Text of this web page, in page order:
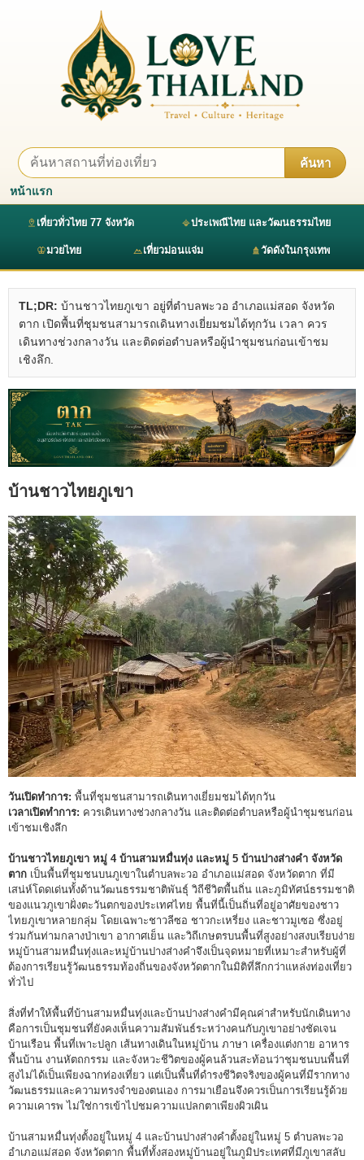
ค้นหา
หน้าแรก
เที่ยวทั่วไทย 77 จังหวัด ประเพณีไทย และวัฒนธรรมไทย
มวยไทย เที่ยวม่อนแจ่ม วัดดังในกรุงเทพ
TL;DR: บ้านชาวไทยภูเขา อยู่ที่ตำบลพะวอ อำเภอแม่สอด จังหวัด
ตาก เปิดพื้นที่ชุมชนสามารถเดินทางเยี่ยมชมได้ทุกวัน เวลา ควร
เดินทางช่วงกลางวัน และติดต่อตำบลหรือผู้นำชุมชนก่อนเข้าชม
เชิงลึก.
บ้านชาวไทยภูเขา
วันเปิดทำการ: พื้นที่ชุมชนสามารถเดินทางเยี่ยมชมได้ทุกวัน
เวลาเปิดทำการ: ควรเดินทางช่วงกลางวัน และติดต่อตำบลหรือผู้นำชุมชนก่อน
เข้าชมเชิงลึก
บ้านชาวไทยภูเขา หมู่ 4 บ้านสามหมื่นทุ่ง และหมู่ 5 บ้านปางส่างคำ จังหวัด
ตาก เป็นพื้นที่ชุมชนบนภูเขาในตำบลพะวอ อำเภอแม่สอด จังหวัดตาก ที่มี
เสน่ห์โดดเด่นทั้งด้านวัฒนธรรมชาติพันธุ์ วิถีชีวิตพื้นถิ่น และภูมิทัศน์ธรรมชาติ
ของแนวภูเขาฝั่งตะวันตกของประเทศไทย พื้นที่นี้เป็นถิ่นที่อยู่อาศัยของชาว
ไทยภูเขาหลายกลุ่ม โดยเฉพาะชาวลีซอ ชาวกะเหรี่ยง และชาวมูเซอ ซึ่งอยู่
ร่วมกันท่ามกลางป่าเขา อากาศเย็น และวิถีเกษตรบนพื้นที่สูงอย่างสงบเรียบง่าย
หมู่บ้านสามหมื่นทุ่งและหมู่บ้านปางส่างคำจึงเป็นจุดหมายที่เหมาะสำหรับผู้ที่
ต้องการเรียนรู้วัฒนธรรมท้องถิ่นของจังหวัดตากในมิติที่ลึกกว่าแหล่งท่องเที่ยว
ทั่วไป
สิ่งที่ทำให้พื้นที่บ้านสามหมื่นทุ่งและบ้านปางส่างคำมีคุณค่าสำหรับนักเดินทาง
คือการเป็นชุมชนที่ยังคงเห็นความสัมพันธ์ระหว่างคนกับภูเขาอย่างชัดเจน
บ้านเรือน พื้นที่เพาะปลูก เส้นทางเดินในหมู่บ้าน ภาษา เครื่องแต่งกาย อาหาร
พื้นบ้าน งานหัตถกรรม และจังหวะชีวิตของผู้คนล้วนสะท้อนว่าชุมชนบนพื้นที่
สูงไม่ได้เป็นเพียงฉากท่องเที่ยว แต่เป็นพื้นที่ดำรงชีวิตจริงของผู้คนที่มีรากทาง
วัฒนธรรมและความทรงจำของตนเอง การมาเยือนจึงควรเป็นการเรียนรู้ด้วย
ความเคารพ ไม่ใช่การเข้าไปชมความแปลกตาเพียงผิวเผิน
บ้านสามหมื่นทุ่งตั้งอยู่ในหมู่ 4 และบ้านปางส่างคำตั้งอยู่ในหมู่ 5 ตำบลพะวอ
อำเภอแม่สอด จังหวัดตาก พื้นที่ทั้งสองหมู่บ้านอยู่ในภูมิประเทศที่มีภูเขาสลับ